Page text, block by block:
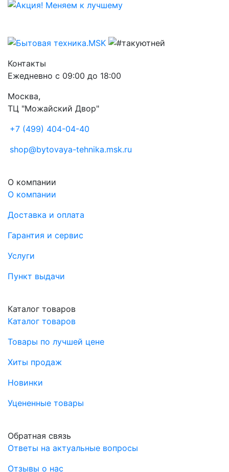
Контакты
Ежедневно с 09:00 до 18:00
Москва,
ТЦ "Можайский Двор"
+7 (499) 404-04-40
shop@bytovaya-tehnika.msk.ru
О компании
О компании
Доставка и оплата
Гарантия и сервис
Услуги
Пункт выдачи
Каталог товаров
Каталог товаров
Товары по лучшей цене
Хиты продаж
Новинки
Уцененные товары
Обратная связь
Ответы на актуальные вопросы
Отзывы о нас